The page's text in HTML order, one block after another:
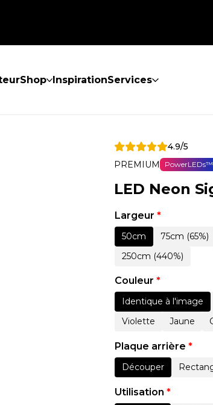
Shop InspirationServices
4.9/5
PREMIUM
PowerLEDs™
LED Neon
Largeur *
50cm 75cm (65%)
250cm (440%)
Couleur *
Identique à l'image
Violette
Jaune
Plaque arrière *
Découper
Utilisation *